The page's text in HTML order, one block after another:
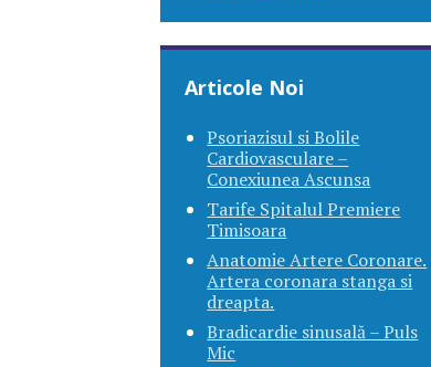
Articole Noi
Psoriazisul si Bolile
Cardiovasculare –
Conexiunea Ascunsa
Tarife Spitalul Premiere
Timisoara
Anatomie Artere Coronare.
Artera coronara stanga si
dreapta.
Bradicardie sinusală – Puls
Mic